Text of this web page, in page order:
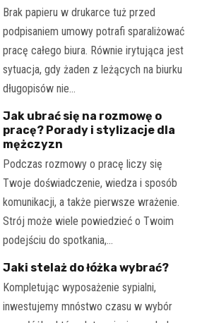
Brak papieru w drukarce tuż przed
podpisaniem umowy potrafi sparaliżować
pracę całego biura. Równie irytująca jest
sytuacja, gdy żaden z leżących na biurku
długopisów nie…
Jak ubrać się na rozmowę o
pracę? Porady i stylizacje dla
mężczyzn
Podczas rozmowy o pracę liczy się
Twoje doświadczenie, wiedza i sposób
komunikacji, a także pierwsze wrażenie.
Strój może wiele powiedzieć o Twoim
podejściu do spotkania,…
Jaki stelaż do łóżka wybrać?
Kompletując wyposażenie sypialni,
inwestujemy mnóstwo czasu w wybór